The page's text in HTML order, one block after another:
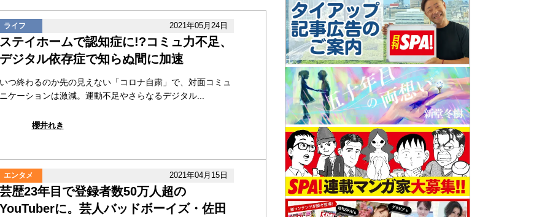
ライフ 2021年05月24日
テイホームで認知症に!?コミュ力不足、
ジタル依存症で知らぬ間に加速
つ終わるのか先の見えない「コロナ自粛」で、対面コミュ
ケーションは激減。運動不足やさらなるデジタル...
櫻井れき
エンタメ 2021年04月15日
歴23年目で登録者数50万人超の
に。芸人バッドボーイズ・佐田